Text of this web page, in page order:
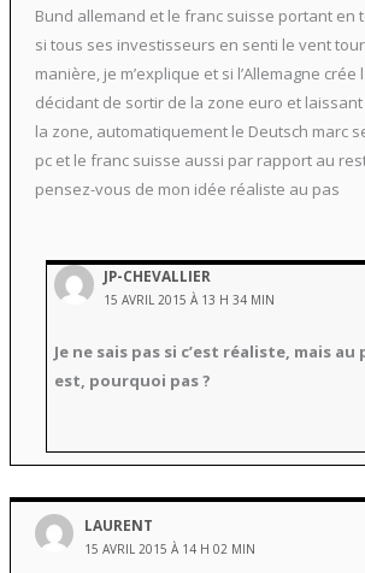
Bund allemand et le franc suisse portant en
si tous ses investisseurs en senti le vent
manière, je m’explique et si l’Allemagne
décidant de sortir de la zone euro et
la zone, automatiquement le Deutsch marc
pc et le franc suisse aussi par rapport au
pensez-vous de mon idée réaliste au pas
JP-CHEVALLIER
15 AVRIL 2015 À 13 H 34 MIN
Je ne sais pas si c’est réaliste, mais
est, pourquoi pas ?
LAURENT
15 AVRIL 2015 À 14 H 02 MIN